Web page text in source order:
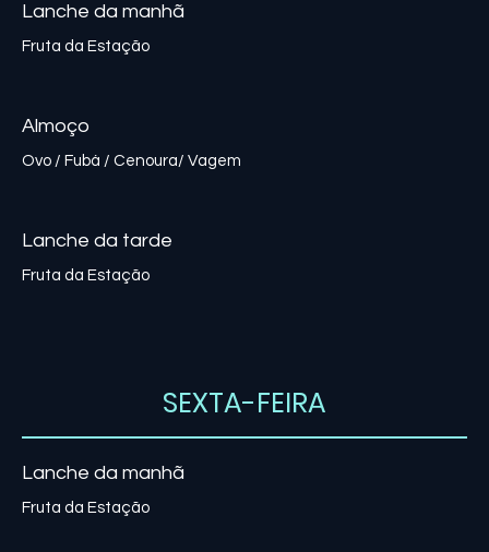
Lanche da manhã
Fruta da Estação
Almoço
Lanche da tarde
Fruta da Estação
SEXTA-FEIRA
Lanche da manhã
Fruta da Estação